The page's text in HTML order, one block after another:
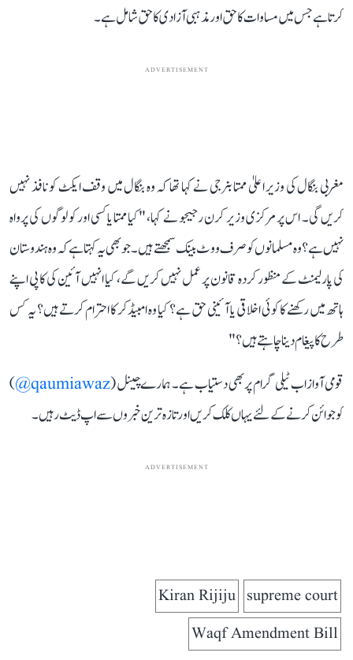
کرتا ہے جس میں مساوات کا حق اور مذہبی آزادی کا حق شامل ہے۔
ADVERTISEMENT
مغربی بنگال کی وزیر اعلیٰ ممتا بنرجی نے کہا تھا کہ وہ بنگال میں وقف ایکٹ کو نافذ نہیں
کریں گی۔ اس پر مرکزی وزیر کرن رجیجو نے کہا، "کیا ممتا یا کسی اور کو لوگوں کی پرواہ
نہیں ہے؟ وہ مسلمانوں کو صرف ووٹ بینک سمجھتے ہیں۔ جو بھی یہ کہتا ہے کہ وہ ہندوستان
کی پارلیمنٹ کے منظور کردہ قانون پر عمل نہیں کریں گے، کیا انہیں آئین کی کاپی اپنے
ہاتھ میں رکھنے کا کوئی اخلاقی یا آئینی حق ہے؟ کیا وہ امبیڈکر کا احترام کرتے ہیں؟ یہ کس
طرح کا پیغام دینا چاہتے ہیں؟"
قومی آواز اب ٹیلی گرام پر بھی دستیاب ہے۔ ہمارے چینل (qaumiawaz@
)
کو جوائن کرنے کے لئے یہاں کلک کریں اور تازہ ترین خبروں سے اپ ڈیٹ رہیں۔
ADVERTISEMENT
supreme court
Kiran Rijiju
Waqf Amendment Bill